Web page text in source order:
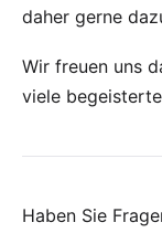
daher gerne
Wir freuen uns
viele
Haben Sie